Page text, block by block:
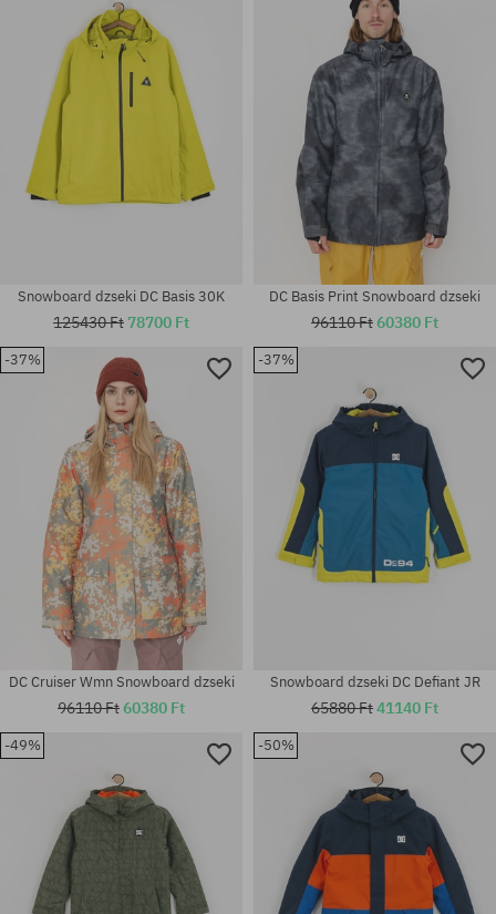
Elérhető méretek:
Elérhető méretek:
Elérhető méretek:
Elérhető méretek:
Elérhető méretek:
Snowboard dzseki DC Basis 30K
125430 Ft 78700 Ft
Elérhető méretek:
DC Basis Print Snowboard dzseki
96110 Ft60380 Ft
-37%
DC Cruiser Wmn Snowboard dzseki
96110 Ft60380 Ft
-37%
Snowboard dzseki DC Defiant JR
65880 Ft41140 Ft
-49% -50%